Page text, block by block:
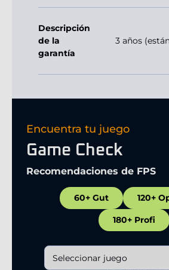
Descripción
de la
garantía
3 años
Encuentra tu juego
Game Check
Recomendaciones de FPS
60+ Gut 120+
180+ Profi